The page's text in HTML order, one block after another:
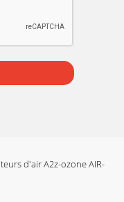
d'air A2z-ozone AIR-